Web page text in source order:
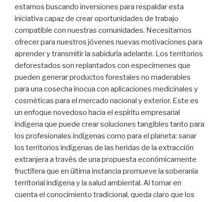
estamos buscando inversiones para respaldar esta
iniciativa capaz de crear oportunidades de trabajo
compatible con nuestras comunidades. Necesitamos
ofrecer para nuestros jóvenes nuevas motivaciones para
aprender y transmitir la sabiduría adelante. Los territorios
deforestados son replantados con especímenes que
pueden generar productos forestales no maderables
para una cosecha inocua con aplicaciones medicinales y
cosméticas para el mercado nacional y exterior. Este es
un enfoque novedoso hacia el espíritu empresarial
indígena que puede crear soluciones tangibles tanto para
los profesionales indígenas como para el planeta: sanar
los territorios indígenas de las heridas de la extracción
extranjera a través de una propuesta económicamente
fructífera que en última instancia promueve la soberanía
territorial indígena y la salud ambiental. Al tomar en
cuenta el conocimiento tradicional, queda claro que los